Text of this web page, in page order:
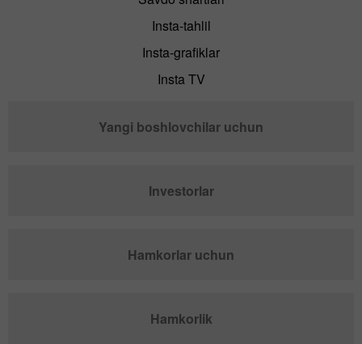
Insta-tahlil
Insta-grafiklar
Insta TV
Yangi boshlovchilar uchun
Investorlar
Hamkorlar uchun
Hamkorlik